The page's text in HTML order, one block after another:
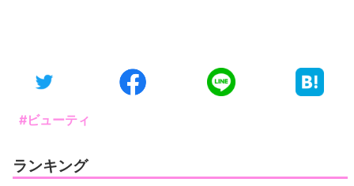
#ビューティ
ランキング